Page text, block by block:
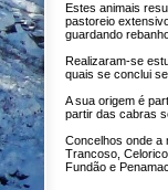
Estes animais
pastoreio
guardando
Realizaram-se
quais se conclui
A sua origem é
partir das cabras
Concelhos onde a
Trancoso,
Fundão e